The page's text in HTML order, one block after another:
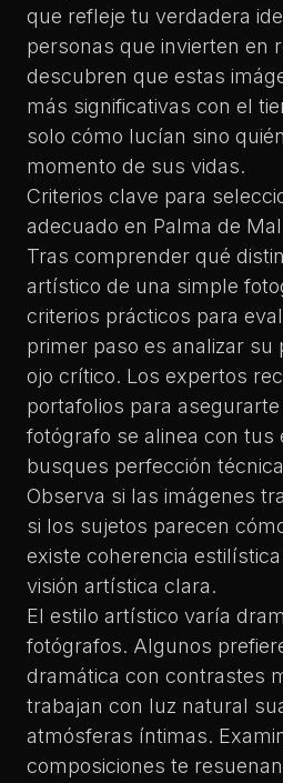
que refleje tu verdadera
personas que invierten en
descubren que estas
más significativas con el
solo cómo lucían sino
momento de sus vidas.
Criterios clave para
adecuado en Palma de
Tras comprender qué
artístico de una simple
criterios prácticos para
primer paso es analizar su
ojo crítico. Los expertos
portafolios para
fotógrafo se alinea con tus
busques perfección
Observa si las imágenes
si los sujetos parecen
existe coherencia
visión artística clara.
El estilo artístico varía
fotógrafos. Algunos
dramática con contrastes
trabajan con luz natural
atmósferas íntimas.
composiciones te